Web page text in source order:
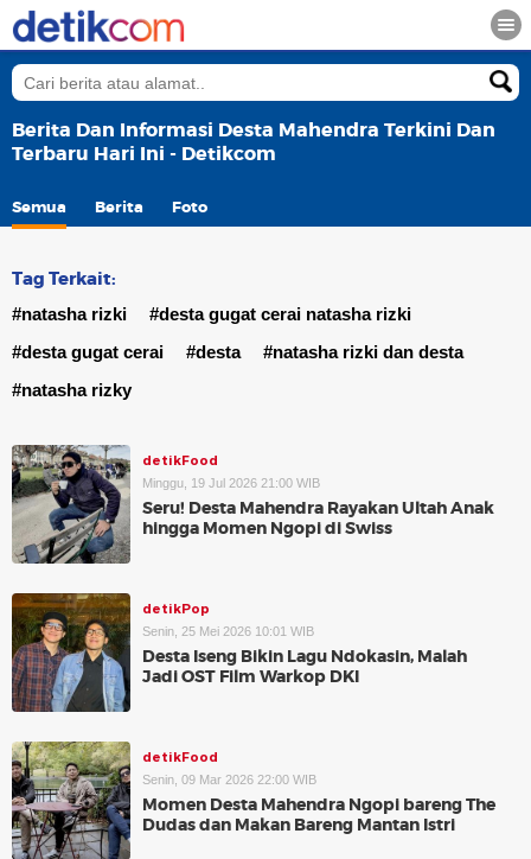
Berita Dan Informasi Desta Mahendra Terkini Dan
Terbaru Hari Ini - Detikcom
Semua Berita Foto
Tag Terkait:
#natasha rizki
#desta gugat cerai natasha rizki
#desta gugat cerai
#desta
#natasha rizki dan desta
#natasha rizky
detikFood
Minggu, 19 Jul 2026 21:00 WIB
Seru! Desta Mahendra Rayakan Ultah Anak
hingga Momen Ngopi di Swiss
detikPop
Senin, 25 Mei 2026 10:01 WIB
Desta Iseng Bikin Lagu Ndokasin, Malah
Jadi OST Film Warkop DKI
detikFood
Senin, 09 Mar 2026 22:00 WIB
Momen Desta Mahendra Ngopi bareng The
Dudas dan Makan Bareng Mantan Istri